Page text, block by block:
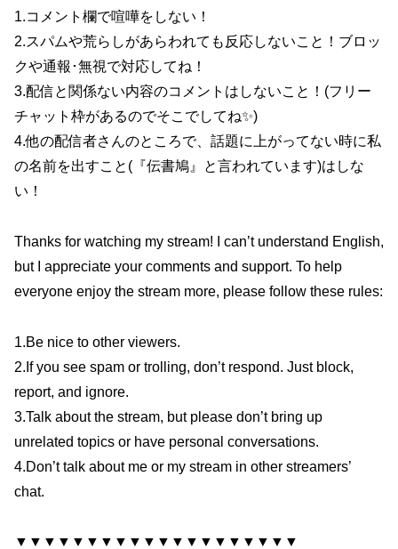
1.コメント欄で喧嘩をしない！
2.スパムや荒らしがあらわれても反応しないこと！ブロッ
クや通報･無視で対応してね！
3.配信と関係ない内容のコメントはしないこと！(フリー
チャット枠があるのでそこでしてね✨)
4.他の配信者さんのところで、話題に上がってない時に私
の名前を出すこと(『伝書鳩』と言われています)はしな
い！
Thanks for watching my stream! I can’t understand English,
but I appreciate your comments and support. To help
everyone enjoy the stream more, please follow these rules:
1.Be nice to other viewers.
2.If you see spam or trolling, don’t respond. Just block,
report, and ignore.
3.Talk about the stream, but please don’t bring up
unrelated topics or have personal conversations.
4.Don’t talk about me or my stream in other streamers’
chat.
▼▼▼▼▼▼▼▼▼▼▼▼▼▼▼▼▼▼▼▼